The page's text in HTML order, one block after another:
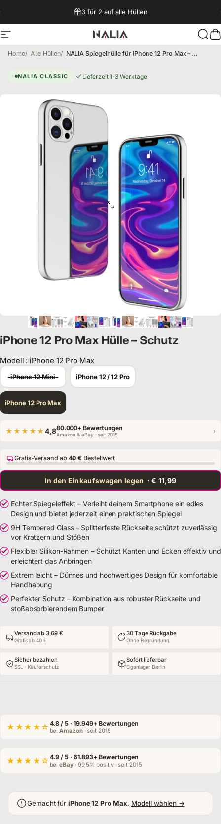
3 für 2 auf alle Hüllen
Seitennavigation NALIA Berlin
Home Alle Hüllen NALIA Spiegelhülle für iPhone 12 Pro Max – Echtes Glas (9H Spiegel & Robust) – RAYN (Premium Hardcase & Silikon Bumper) – Marke aus Berlin
NALIA CLASSIC Lieferzeit 1-3 Werktage
iPhone 12 Pro Max Hülle – Schutz
Modell : iPhone 12 Pro Max
Modell
iPhone 12 Mini iPhone 12 / 12 Pro
iPhone 12 Pro Max
★★★★★4,880.000+ Bewertungen
Amazon & eBay · seit 2015 ›
Gratis-Versand ab 40 € Bestellwert
In den Einkaufswagen legen · € 11,99
Echter Spiegeleffekt – Verleiht deinem Smartphone ein edles
Design und bietet jederzeit einen praktischen Spiegel
9H Tempered Glass – Splitterfeste Rückseite schützt zuverlässig
vor Kratzern und Stößen
Flexibler Silikon-Rahmen – Schützt Kanten und Ecken effektiv und
erleichtert das Anbringen
Extrem leicht – Dünnes und hochwertiges Design für komfortable
Handhabung
Perfekter Schutz – Kombination aus robuster Rückseite und
stoßabsorbierendem Bumper
Versand ab 3,69 €
Gratis ab 40 €
30 Tage Rückgabe
Ohne Begründung
Sicher bezahlen
SSL · Käuferschutz
Sofort lieferbar
Eigenlager Berlin
★★★★☆ 4.8 / 5 · 19.949+ Bewertungen
beiAmazon· seit 2015
★★★★☆ 4.9 / 5 · 61.893+ Bewertungen
beieBay· 99,5% positiv · seit 2015
Gemacht füriPhone 12 Pro Max. Modell wählen →